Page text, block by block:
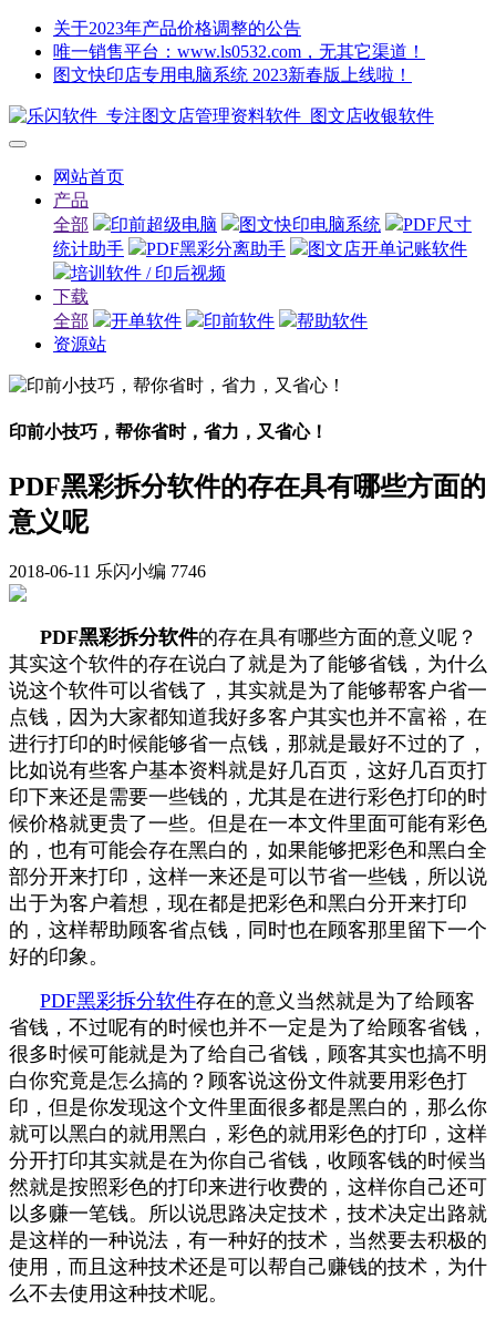
关于2023年产品价格调整的公告
唯一销售平台：www.ls0532.com，无其它渠道！
图文快印店专用电脑系统 2023新春版上线啦！
网站首页
产品
全部
印前超级电脑 图文快印电脑系统
PDF尺寸
统计助手
PDF黑彩分离助手
图文店开单记账软件
培训软件 / 印后视频
下载
全部
开单软件 印前软件
帮助软件
资源站
印前小技巧，帮你省时，省力，又省心！
PDF黑彩拆分软件的存在具有哪些方面的
意义呢
2018-06-11 乐闪小编 7746
PDF黑彩拆分软件的存在具有哪些方面的意义呢？
其实这个软件的存在说白了就是为了能够省钱，为什么
说这个软件可以省钱了，其实就是为了能够帮客户省一
点钱，因为大家都知道我好多客户其实也并不富裕，在
进行打印的时候能够省一点钱，那就是最好不过的了，
比如说有些客户基本资料就是好几百页，这好几百页打
印下来还是需要一些钱的，尤其是在进行彩色打印的时
候价格就更贵了一些。但是在一本文件里面可能有彩色
的，也有可能会存在黑白的，如果能够把彩色和黑白全
部分开来打印，这样一来还是可以节省一些钱，所以说
出于为客户着想，现在都是把彩色和黑白分开来打印
的，这样帮助顾客省点钱，同时也在顾客那里留下一个
好的印象。
PDF黑彩拆分软件存在的意义当然就是为了给顾客
省钱，不过呢有的时候也并不一定是为了给顾客省钱，
很多时候可能就是为了给自己省钱，顾客其实也搞不明
白你究竟是怎么搞的？顾客说这份文件就要用彩色打
印，但是你发现这个文件里面很多都是黑白的，那么你
就可以黑白的就用黑白，彩色的就用彩色的打印，这样
分开打印其实就是在为你自己省钱，收顾客钱的时候当
然就是按照彩色的打印来进行收费的，这样你自己还可
以多赚一笔钱。所以说思路决定技术，技术决定出路就
是这样的一种说法，有一种好的技术，当然要去积极的
使用，而且这种技术还是可以帮自己赚钱的技术，为什
么不去使用这种技术呢。